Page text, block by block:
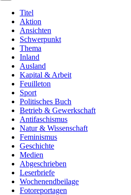
Titel
Aktion
Ansichten
Schwerpunkt
Thema
Inland
Ausland
Kapital & Arbeit
Feuilleton
Sport
Politisches Buch
Betrieb & Gewerkschaft
Antifaschismus
Natur & Wissenschaft
Feminismus
Geschichte
Medien
Abgeschrieben
Leserbriefe
Wochenendbeilage
Fotoreportagen